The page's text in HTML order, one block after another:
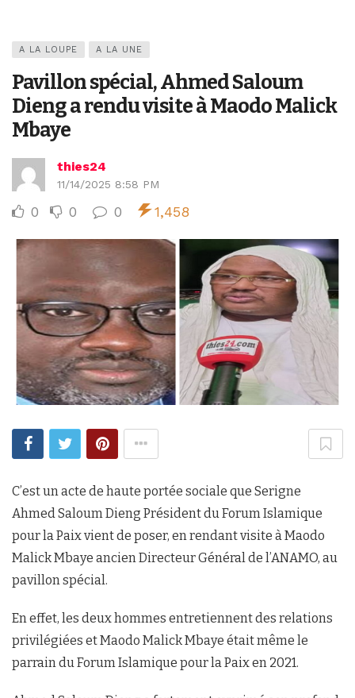
A LA LOUPE A LA UNE
Pavillon spécial, Ahmed Saloum
Dieng a rendu visite à Maodo Malick
Mbaye
thies24
11/14/2025 8:58 PM
0 0 0 1,458
C’est un acte de haute portée sociale que Serigne
Ahmed Saloum Dieng Président du Forum Islamique
pour la Paix vient de poser, en rendant visite à Maodo
Malick Mbaye ancien Directeur Général de l’ANAMO, au
pavillon spécial.
En effet, les deux hommes entretiennent des relations
privilégiées et Maodo Malick Mbaye était même le
parrain du Forum Islamique pour la Paix en 2021.